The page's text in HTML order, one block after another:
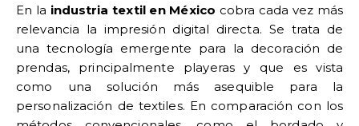
En la industria textil en México cobra cada vez más
relevancia la impresión digital directa. Se trata de
una tecnología emergente para la decoración de
prendas, principalmente playeras y que es vista
como una solución más asequible para la
personalización de textiles. En comparación con los